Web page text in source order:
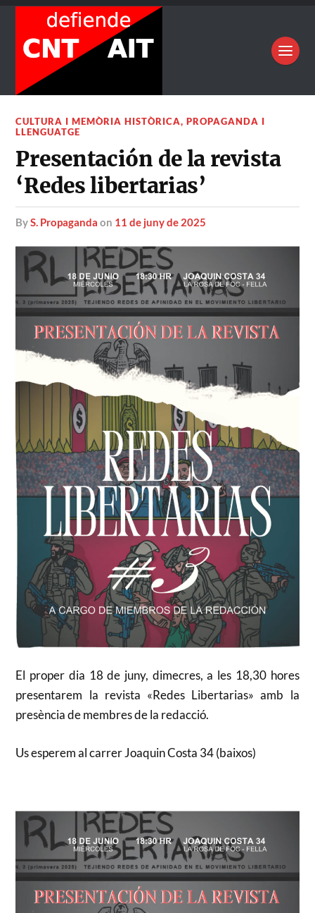
CULTURA I MEMÒRIA HISTÒRICA,PROPAGANDA I
LLENGUATGE
Presentación de la revista
‘Redes libertarias’
byS. Propaganda on 11 de juny de 2025
El proper dia 18 de juny, dimecres, a les 18,30 hores
presentarem la revista «Redes Libertarias» amb la
presència de membres de la redacció.
Us esperem al carrer Joaquin Costa 34 (baixos)